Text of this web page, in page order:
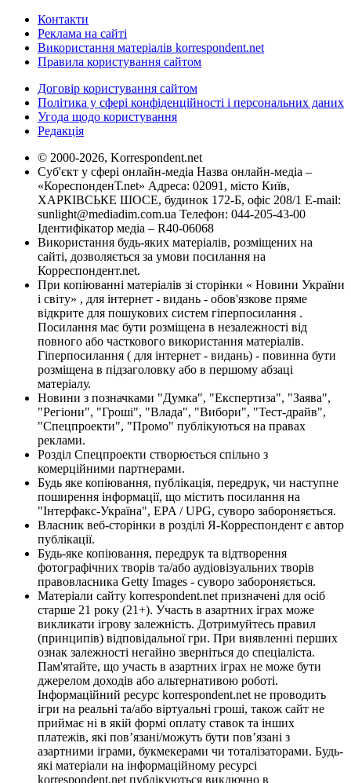
Контакти
Реклама на сайті
Використання матеріалів korrespondent.net
Правила користування сайтом
Договір користування сайтом
Політика у сфері конфіденційності і персональних даних
Угода щодо користування
Редакція
© 2000-2026, Korrespondent.net
Суб'єкт у сфері онлайн-медіа Назва онлайн-медіа –
«КореспонденТ.net» Адреса: 02091, місто Київ,
ХАРКІВСЬКЕ ШОСЕ, будинок 172-Б, офіс 208/1 E-mail:
sunlight@mediadim.com.ua Телефон: 044-205-43-00
Ідентифікатор медіа – R40-06068
Використання будь-яких матеріалів, розміщених на
сайті, дозволяється за умови посилання на
Корреспондент.net.
При копіюванні матеріалів зі сторінки « Новини України
і світу» , для інтернет - видань - обов'язкове пряме
відкрите для пошукових систем гіперпосилання .
Посилання має бути розміщена в незалежності від
повного або часткового використання матеріалів.
Гіперпосилання ( для інтернет - видань) - повинна бути
розміщена в підзаголовку або в першому абзаці
матеріалу.
Новини з позначками "Думка", "Експертиза", "Заява",
"Регіони", "Гроші", "Влада", "Вибори", "Тест-драйв",
"Спецпроекти", "Промо" публікуються на правах
реклами.
Розділ Спецпроекти створюється спільно з
комерційними партнерами.
Будь яке копіювання, публікація, передрук, чи наступне
поширення інформації, що містить посилання на
"Інтерфакс-Україна", EPA / UPG, суворо забороняється.
Власник веб-сторінки в розділі Я-Корреспондент є автор
публікації.
Будь-яке копіювання, передрук та відтворення
фотографічних творів та/або аудіовізуальних творів
правовласника Getty Images - суворо забороняється.
Матеріали сайту korrespondent.net призначені для осіб
старше 21 року (21+). Участь в азартних іграх може
викликати ігрову залежність. Дотримуйтесь правил
(принципів) відповідальної гри. При виявленні перших
ознак залежності негайно зверніться до спеціаліста.
Пам'ятайте, що участь в азартних іграх не може бути
джерелом доходів або альтернативою роботі.
Інформаційний ресурс korrespondent.net не проводить
ігри на реальні та/або віртуальні гроші, також сайт не
приймає ні в якій формі оплату ставок та інших
платежів, які пов’язані/можуть бути пов’язані з
азартними іграми, букмекерами чи тоталізаторами. Будь-
які матеріали на інформаційному ресурсі
korrespondent.net публікуються виключно в